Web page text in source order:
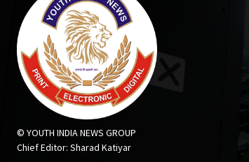
© YOUTH INDIA NEWS GROUP
Chief Editor: Sharad Katiyar